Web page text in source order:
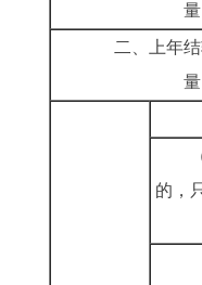
量
二、上年
量
的，